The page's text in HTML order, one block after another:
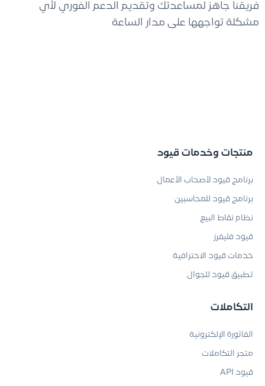
فريقنا جاهز لمساعدتك وتقديم الدعم الفوري لأي
مشكلة تواجهها على مدار الساعة
منتجات وخدمات قيود
برنامج قيود لأصحاب الأعمال
برنامج قيود للمحاسبين
نظام نقاط البيع
قيود فليفرز
خدمات قيود الاحترافية
تطبيق قيود للجوال
التكاملات
الفاتورة الإلكترونية
متجر التكاملات
قيود API